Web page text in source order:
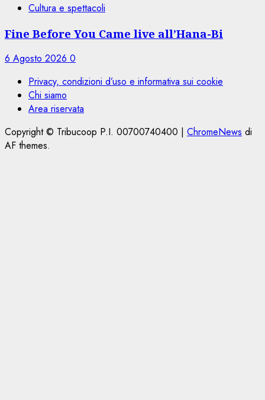
Cultura e spettacoli
Fine Before You Came live all’Hana-Bi
6 Agosto 2026 0
Privacy, condizioni d’uso e informativa sui cookie
Chi siamo
Area riservata
Copyright © Tribucoop P.I. 00700740400 | ChromeNews di
AF themes.